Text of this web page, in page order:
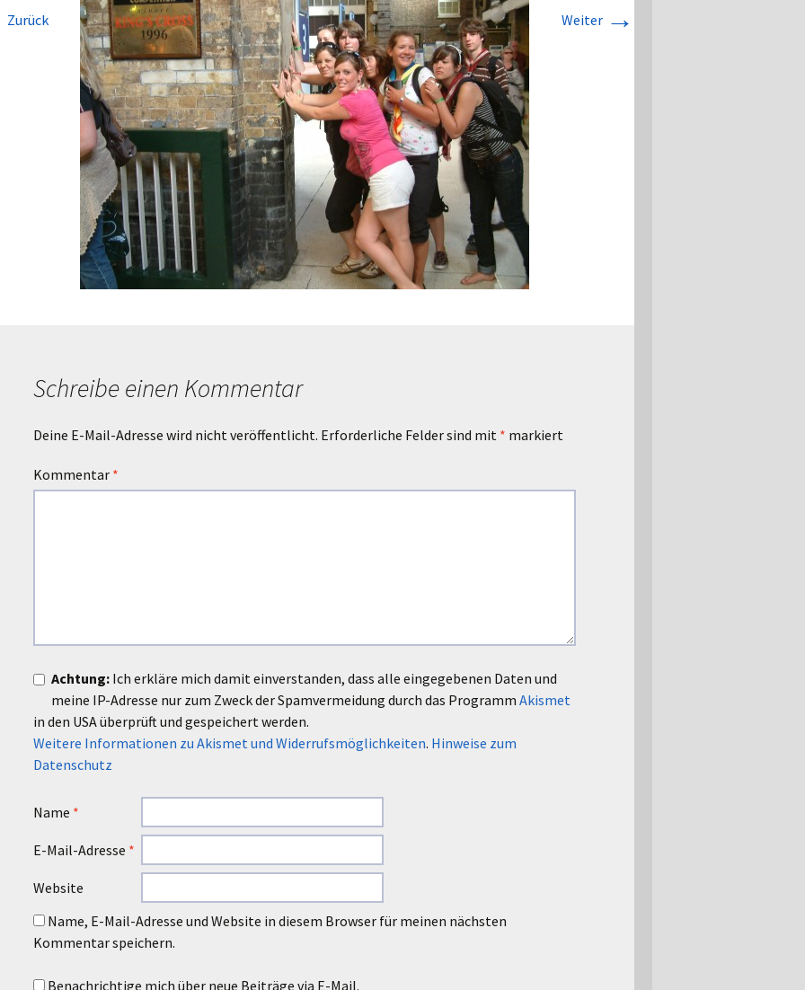
Zurück Weiter →
Schreibe einen Kommentar
Deine E-Mail-Adresse wird nicht veröffentlicht. Erforderliche Felder sind mit * markiert
Kommentar *
Achtung: Ich erkläre mich damit einverstanden, dass alle eingegebenen Daten und
meine IP-Adresse nur zum Zweck der Spamvermeidung durch das Programm Akismet
in den USA überprüft und gespeichert werden.
Weitere Informationen zu Akismet und Widerrufsmöglichkeiten. Hinweise zum
Datenschutz
Name *
E-Mail-Adresse *
Website
Name, E-Mail-Adresse und Website in diesem Browser für meinen nächsten
Kommentar speichern.
Benachrichtige mich über neue Beiträge via E-Mail.